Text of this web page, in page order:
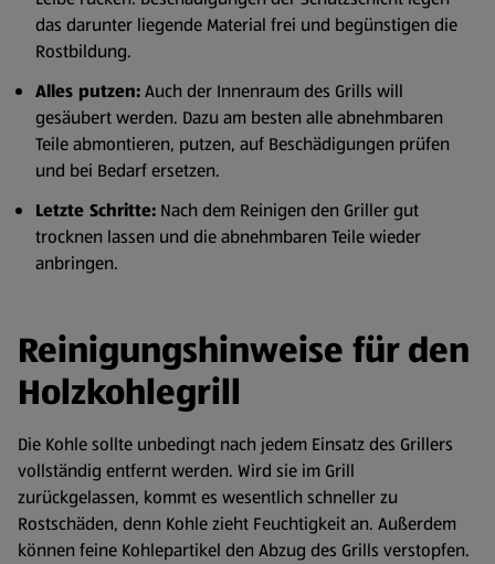
das darunter liegende Material frei und begünstigen die
Rostbildung.
Alles putzen:Auch der Innenraum des Grills will
gesäubert werden. Dazu am besten alle abnehmbaren
Teile abmontieren, putzen, auf Beschädigungen prüfen
und bei Bedarf ersetzen.
Letzte Schritte: Nach dem Reinigen den Griller gut
trocknen lassen und die abnehmbaren Teile wieder
anbringen.
Reinigungshinweise für den
Holzkohlegrill
Die Kohle sollte unbedingt nach jedem Einsatz des Grillers
vollständig entfernt werden. Wird sie im Grill
zurückgelassen, kommt es wesentlich schneller zu
Rostschäden, denn Kohle zieht Feuchtigkeit an. Außerdem
können feine Kohlepartikel den Abzug des Grills verstopfen.